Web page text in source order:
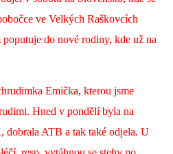
602 692 130
info@fretkyboleslav.cz
| Tisk|Aktualizováno: 1. 8. 2026
ve Velkých Raškovcích
do nové rodiny, kde už na
Emička, kterou jsme
Hned v pondělí byla na
dobrala ATB a tak také odjela. U